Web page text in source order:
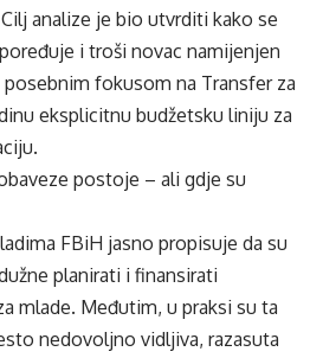
Cilj analize je bio utvrditi kako se
i troši novac namijenjen
posebnim fokusom na Transfer za
eksplicitnu budžetsku liniju za
postoje – ali gdje su
FBiH jasno propisuje da su
planirati i finansirati
mlade. Međutim, u praksi su ta
nedovoljno vidljiva, razasuta